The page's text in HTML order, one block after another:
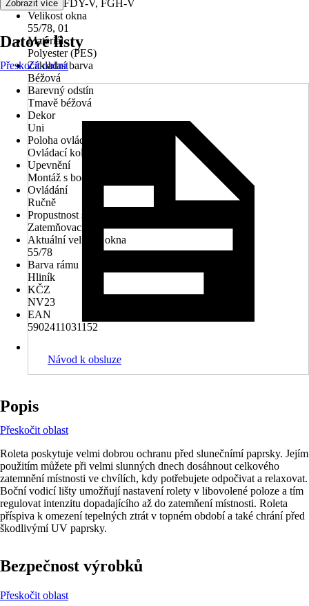
V, PTP, FDY-V, FGH-V
Velikost okna
55/78, 01
Materiál
Polyester (PES)
Základní barva
Béžová
Barevný odstín
Tmavě béžová
Dekor
Uni
Poloha ovládacího mechanismu
Ovládací kolejnice
Upevnění
Montáž s bočním vedením
Ovládání
Ručně
Propustnost světla
Zatemňovací
Aktuální velikost okna
55/78
Barva rámu
Hliník
KČZ
NV23
EAN
5902411031152
Zobrazit více
Datové listy
Přeskočit oblast
Návod k obsluze
Popis
Přeskočit oblast
Roleta poskytuje velmi dobrou ochranu před slunečnímí paprsky. Jejím
použitím můžete při velmi slunných dnech dosáhnout celkového
zatemnění místnosti ve chvílích, kdy potřebujete odpočivat a relaxovat.
Boční vodicí lišty umožňují nastavení rolety v libovolené poloze a tím
regulovat intenzitu dopadajícího až do zatemňení místnosti. Roleta
příspiva k omezení tepelných ztrát v topném období a také chrání před
škodlivýmí UV paprsky.
Bezpečnost výrobků
Přeskočit oblast